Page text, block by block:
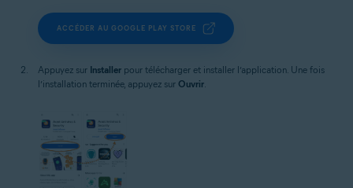
ACCÉDER AU GOOGLE PLAY STORE
Appuyez sur Installer pour télécharger et installer l’application. Une fois
l’installation terminée, appuyez sur Ouvrir.